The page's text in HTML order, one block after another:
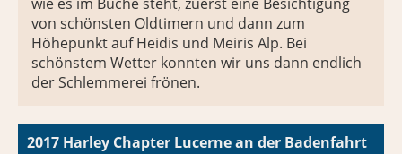
von schönsten Oldtimern und dann zum
Höhepunkt auf Heidis und Meiris Alp. Bei
schönstem Wetter konnten wir uns dann endlich
der Schlemmerei frönen.
2017 Harley Chapter Lucerne an der Badenfahrt